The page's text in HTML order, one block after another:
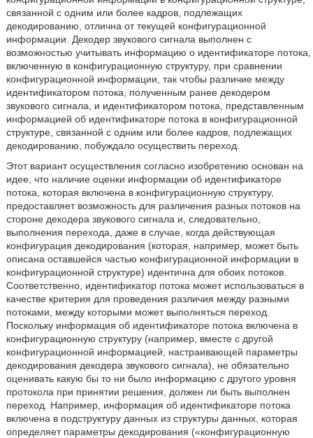
связанной с одним или более кадров, подлежащих
декодированию, отлична от текущей конфигурационной
информации. Декодер звукового сигнала выполнен с
возможностью учитывать информацию о идентификаторе потока,
включенную в конфигурационную структуру, при сравнении
конфигурационной информации, так чтобы различие между
идентификатором потока, полученным ранее декодером
звукового сигнала, и идентификатором потока, представленным
информацией об идентификаторе потока в конфигурационной
структуре, связанной с одним или более кадров, подлежащих
декодированию, побуждало осуществить переход.
Этот вариант осуществления согласно изобретению основан на
идее, что наличие оценки информации об идентификаторе
потока, которая включена в конфигурационную структуру,
предоставляет возможность для различения разных потоков на
стороне декодера звукового сигнала и, следовательно,
выполнения перехода, даже в случае, когда действующая
конфигурация декодирования (которая, например, может быть
описана оставшейся частью конфигурационной информации в
конфигурационной структуре) идентична для обоих потоков.
Соответственно, идентификатор потока может использоваться в
качестве критерия для проведения различия между разными
потоками, между которыми может выполняться переход.
Поскольку информация об идентификаторе потока включена в
конфигурационную структуру (например, вместе с другой
конфигурационной информацией, настраивающей параметры
декодирования декодера звукового сигнала), не обязательно
оценивать какую бы то ни было информацию с другого уровня
протокола при принятии решения, должен ли быть выполнен
переход. Например, информация об идентификаторе потока
включена в подструктуру данных из структуры данных, которая
определяет параметры декодирования («конфигурационную